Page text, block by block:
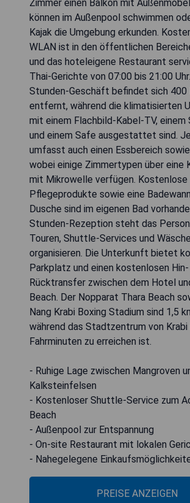
Zimmer einen Balkon mit
können im Außenpool schwimmen
Kajak die Umgebung erkunden.
WLAN ist in den öffentlichen
und das hoteleigene Restaurant
Thai-Gerichte von 07:00 bis 21:00
Stunden-Geschäft befindet sich
entfernt, während die klimatisierten
mit einem Flachbild-Kabel-TV, einem
und einem Safe ausgestattet sind.
umfasst auch einen Essbereich
wobei einige Zimmertypen über eine
mit Mikrowelle verfügen. Kostenlose
Pflegeprodukte sowie eine
Dusche sind im eigenen Bad
Stunden-Rezeption steht das
Touren, Shuttle-Services und
organisieren. Die Unterkunft bietet
Parkplatz und einen kostenlosen Hin-
Rücktransfer zwischen dem Hotel
Beach. Der Nopparat Thara Beach
Nang Krabi Boxing Stadium sind 1,5
während das Stadtzentrum von Krabi
Fahrminuten zu erreichen ist.
- Ruhige Lage zwischen Mangroven
Kalksteinfelsen
- Kostenloser Shuttle-Service zum
Beach
- Außenpool zur Entspannung
- On-site Restaurant mit lokalen
- Nahegelegene
PREISE ANZEIGEN